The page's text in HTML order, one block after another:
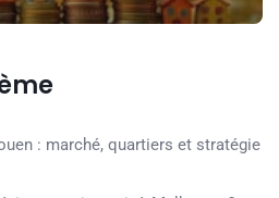
: marché, quartiers et stratégie